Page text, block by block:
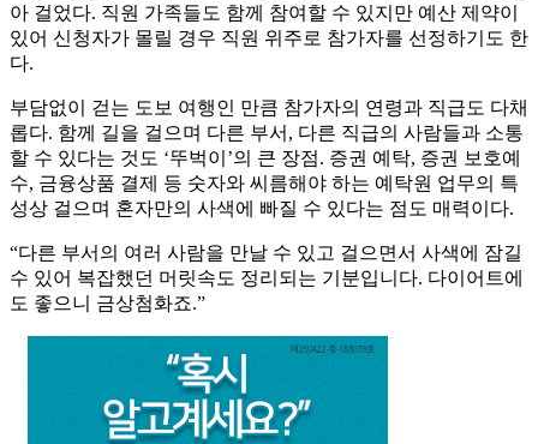
아 걸었다. 직원 가족들도 함께 참여할 수 있지만 예산 제약이
있어 신청자가 몰릴 경우 직원 위주로 참가자를 선정하기도 한
다.
부담없이 걷는 도보 여행인 만큼 참가자의 연령과 직급도 다채
롭다. 함께 길을 걸으며 다른 부서, 다른 직급의 사람들과 소통
할 수 있다는 것도 ‘뚜벅이’의 큰 장점. 증권 예탁, 증권 보호예
수, 금융상품 결제 등 숫자와 씨름해야 하는 예탁원 업무의 특
성상 걸으며 혼자만의 사색에 빠질 수 있다는 점도 매력이다.
“다른 부서의 여러 사람을 만날 수 있고 걸으면서 사색에 잠길
수 있어 복잡했던 머릿속도 정리되는 기분입니다. 다이어트에
도 좋으니 금상첨화죠.”